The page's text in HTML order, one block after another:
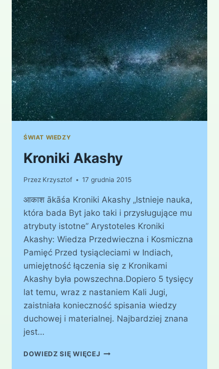
ŚWIAT WIEDZY
Kroniki Akashy
Przez Krzysztof 17 grudnia 2015
आकाश ākāśa Kroniki Akashy „Istnieje nauka,
która bada Byt jako taki i przysługujące mu
atrybuty istotne” Arystoteles Kroniki
Akashy: Wiedza Przedwieczna i Kosmiczna
Pamięć Przed tysiącleciami w Indiach,
umiejętność łączenia się z Kronikami
Akashy była powszechna.Dopiero 5 tysięcy
lat temu, wraz z nastaniem Kali Jugi,
zaistniała konieczność spisania wiedzy
duchowej i materialnej. Najbardziej znana
jest…
DOWIEDZ SIĘ WIĘCEJ KRONIKI